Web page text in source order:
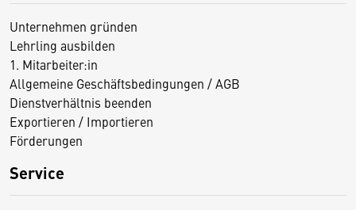
Unternehmen gründen
Lehrling ausbilden
1. Mitarbeiter:in
Allgemeine Geschäftsbedingungen / AGB
Dienstverhältnis beenden
Exportieren / Importieren
Förderungen
Service